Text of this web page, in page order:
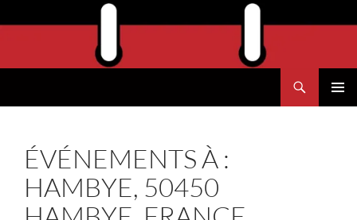
au
ÉVÉNEMENTS À :
HAMBYE, 50450